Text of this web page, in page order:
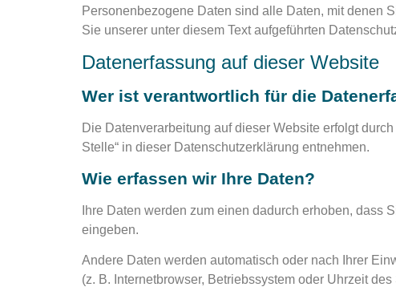
Personenbezogene Daten sind alle Daten, mit denen
Sie unserer unter diesem Text aufgeführten
Datenerfassung auf dieser Website
Wer ist verantwortlich für die
Die Datenverarbeitung auf dieser Website erfolgt
Stelle“ in dieser Datenschutzerklärung entnehmen.
Wie erfassen wir Ihre Daten?
Ihre Daten werden zum einen dadurch erhoben,
eingeben.
Andere Daten werden automatisch oder nach Ihrer
(z. B. Internetbrowser, Betriebssystem oder Uhrzeit